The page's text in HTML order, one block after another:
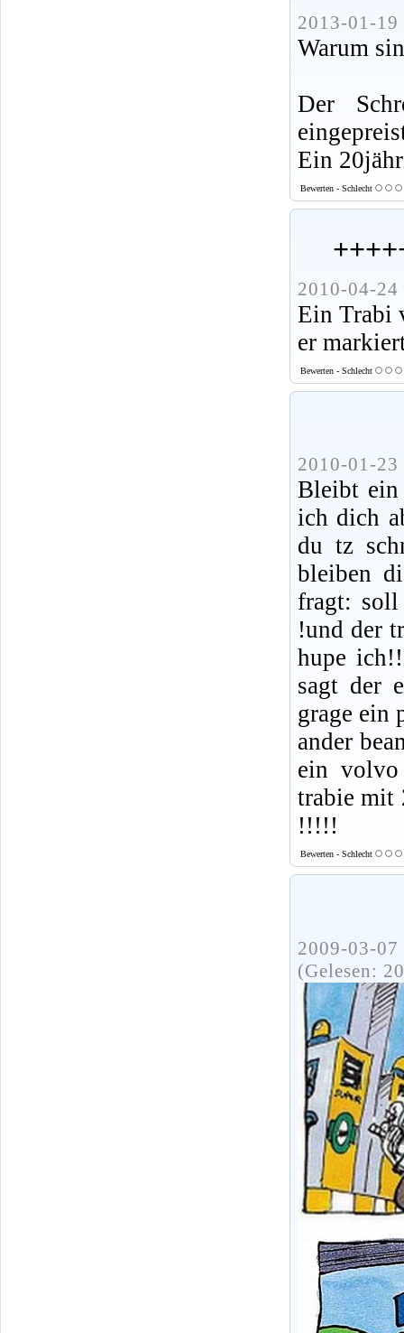
2013-01-19
Warum
Der
Ein
Bewerten - Schlecht
2010-04-24
Ein Trabi
er
Bewerten - Schlecht
2010-01-23
Bleibt
ich dich
du tz
bleiben
fragt: soll
!und der
hupe
sagt der
grage ein
ander
ein
trabie mit
!!!!!
Bewerten - Schlecht
2009-03-
(Gelesen: